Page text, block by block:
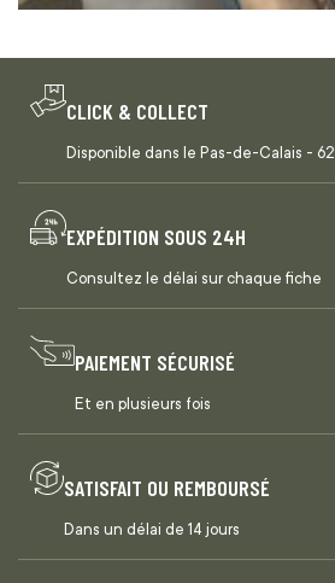
CLICK & COLLECT
Disponible dans le Pas-de-Calais - 62
EXPÉDITION SOUS 24H
Consultez le délai sur chaque fiche
PAIEMENT SÉCURISÉ
Et en plusieurs fois
SATISFAIT OU REMBOURSÉ
Dans un délai de 14 jours